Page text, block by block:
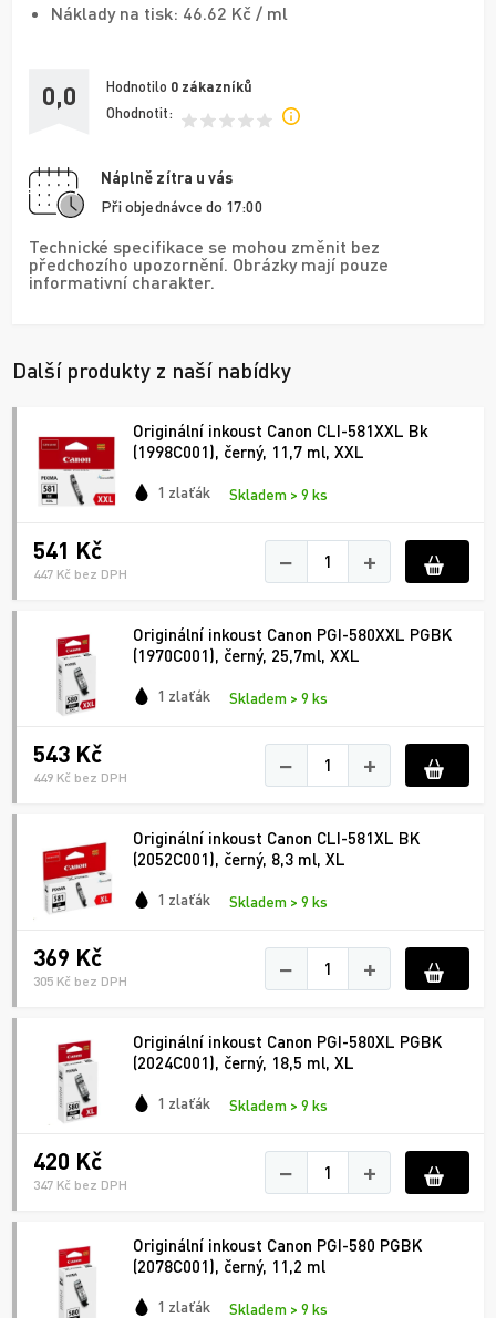
Náklady na tisk: 46.62 Kč / ml
0,0 Hodnotilo 0 zákazníků
Ohodnotit:
Náplně zítra u vás
Při objednávce do 17:00
Technické specifikace se mohou změnit bez
předchozího upozornění. Obrázky mají pouze
informativní charakter.
Další produkty z naší nabídky
Originální inkoust Canon CLI-581XXL Bk
(1998C001), černý, 11,7 ml, XXL
1 zlaťák Skladem > 9 ks
541 Kč
447 Kč bez DPH − +
Originální inkoust Canon PGI-580XXL PGBK
(1970C001), černý, 25,7ml, XXL
1 zlaťák Skladem > 9 ks
543 Kč
449 Kč bez DPH − +
Originální inkoust Canon CLI-581XL BK
(2052C001), černý, 8,3 ml, XL
1 zlaťák Skladem > 9 ks
369 Kč
305 Kč bez DPH − +
Originální inkoust Canon PGI-580XL PGBK
(2024C001), černý, 18,5 ml, XL
1 zlaťák Skladem > 9 ks
420 Kč
347 Kč bez DPH − +
Originální inkoust Canon PGI-580 PGBK
(2078C001), černý, 11,2 ml
1 zlaťák Skladem > 9 ks